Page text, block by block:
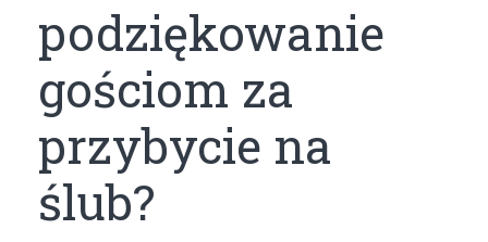
podziękowanie
gościom za
przybycie na
ślub?